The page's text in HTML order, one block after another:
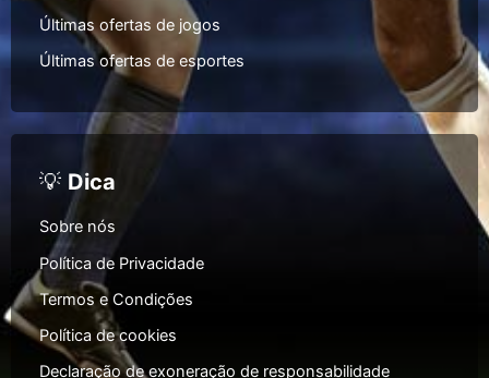
Últimas ofertas de jogos
Últimas ofertas de esportes
💡 Dica
Sobre nós
Política de Privacidade
Termos e Condições
Política de cookies
Declaração de exoneração de responsabilidade